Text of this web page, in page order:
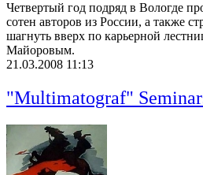
Четвертый год подряд в Вологде
сотен авторов из России, а также
шагнуть вверх по карьерной
Майоровым.
21.03.2008 11:13
"Multimatograf"